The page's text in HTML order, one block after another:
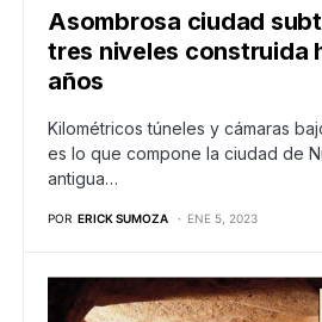
Asombrosa ciudad
tres niveles construida
años
Kilométricos túneles y cámaras
es lo que compone la ciudad de
antigua…
POR ERICK SUMOZA ENE 5, 2023